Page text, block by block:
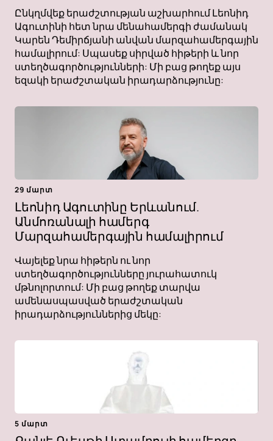
Ընկղմվեք երաժշտության աշխարհում Լեոնիդ
Ագուտինի հետ նրա մենահամերգի ժամանակ
Կարեն Դեմիրճյանի անվան մարզահամերգային
համալիրում: Սպասեք սիրված հիթերի և նոր
ստեղծագործությունների: Մի բաց թողեք այս
եզակի երաժշտական ​​իրադարձությունը:
29 մարտ
Լեոնիդ Ագուտինը Երևանում.
Անմոռանալի համերգ
Մարզահամերգային համալիրում
Վայելեք նրա հիթերն ու նոր
ստեղծագործությունները յուրահատուկ
մթնոլորտում: Մի բաց թողեք տարվա
ամենասպասված երաժշտական ​​
իրադարձություններից մեկը:
5 մարտ